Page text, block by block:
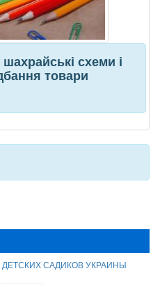
схеми і
товари
ДЕТСКИХ САДИКОВ УКРАИНЫ